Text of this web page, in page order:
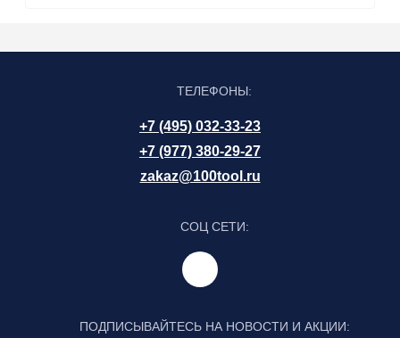
ТЕЛЕФОНЫ:
+7 (495) 032-33-23
+7 (977) 380-29-27
zakaz@100tool.ru
СОЦ СЕТИ:
ПОДПИСЫВАЙТЕСЬ НА НОВОСТИ И АКЦИИ: